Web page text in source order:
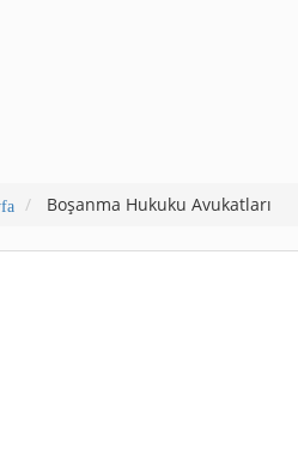
Boşanma Hukuku Avukatları